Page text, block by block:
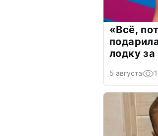
«Всё,
лодку
5 августа